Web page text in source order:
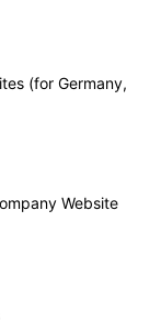
(for Germany,
Website